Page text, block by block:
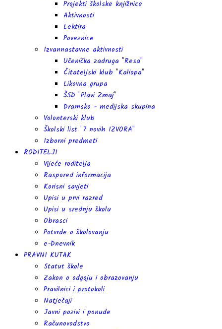
Projekti školske knjižnice
Aktivnosti
Lektira
Poveznice
Izvannastavne aktivnosti
Učenička zadruga "Resa"
Čitateljski klub "Kaliopa"
Likovna grupa
ŠSD "Plavi Zmaj"
Dramsko - medijska skupina
Volonterski klub
Školski list "7 novih IZVORA"
Izborni predmeti
RODITELJI
Vijeće roditelja
Raspored informacija
Korisni savjeti
Upisi u prvi razred
Upisi u srednju školu
Obrasci
Potvrde o školovanju
e-Dnevnik
PRAVNI KUTAK
Statut škole
Zakon o odgoju i obrazovanju
Pravilnici i protokoli
Natječaji
Javni pozivi i ponude
Računovodstvo